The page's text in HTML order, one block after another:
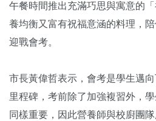
午餐時間推出充滿巧思與寓意的
養均衡又富有祝福意涵的料理，
迎戰會考。
市長黃偉哲表示，會考是學生邁
里程碑，考前除了加強複習外，
同樣重要，因此營養師與校廚團